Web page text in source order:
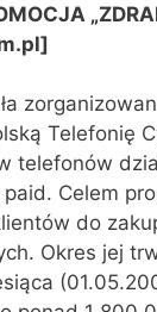
Telefonię
telefonów
Celem
do
Okres jej